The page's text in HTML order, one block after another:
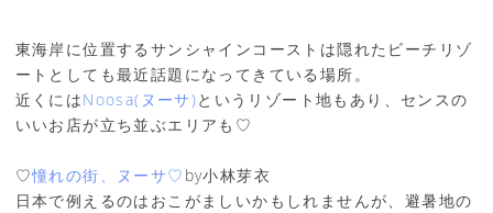
東海岸に位置するサンシャインコーストは隠れたビーチリゾ
ートとしても最近話題になってきている場所。
近くにはNoosa(ヌーサ)というリゾート地もあり、センスの
いいお店が立ち並ぶエリアも♡
♡憧れの街、ヌーサ♡ by小林芽衣
日本で例えるのはおこがましいかもしれませんが、避暑地の